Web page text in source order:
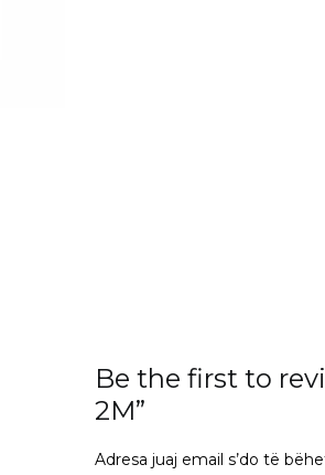
Be the first to
2M”
Adresa juaj email s’do të